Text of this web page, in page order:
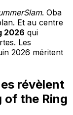
. Oba
Et au centre
2026 qui
Les
2026 méritent
révèlent
of the Ring